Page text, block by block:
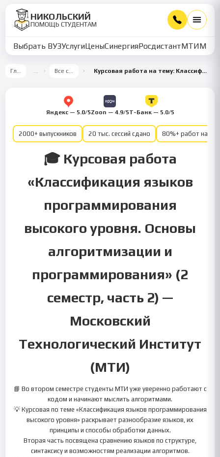
НИКОЛЬСКИЙ
ПОМОЩЬ СТУДЕНТАМ
Выбрать ВУЗУслугиЦеныСинергияРосдистантМТИММУ
Главная … Все семестры Курсовая работа на тему: Классификация языков программирования высокого уровня. Основы алгоритмизации и программирования – 2 семестр — часть 2
Яндекс — 5.0/5Zoon — 4.9/5Т-Банк — 5.0/5
2000+ выпускников 20 тыс. сессий сдано 80%+ работ на
🎓 Курсовая работа
«Классификация языков
программирования
высокого уровня. Основы
алгоритмизации и
программирования» (2
семестр, часть 2) —
Московский
Технологический Институт
(МТИ)
📘 Во втором семестре студенты МТИ уже уверенно работают с
кодом и начинают мыслить алгоритмами.
💡 Курсовая по теме «Классификация языков программирования
высокого уровня» раскрывает разнообразие языков, их
принципы и способы обработки данных.
Вторая часть посвящена сравнению языков по структуре,
синтаксису и возможностям реализации алгоритмов.